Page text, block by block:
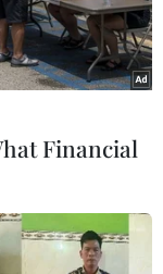
Financial